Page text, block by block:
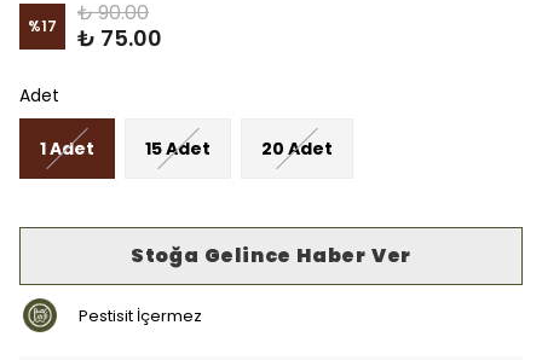
%17 ₺ 90.00
₺ 75.00
Adet
1 Adet 15 Adet 20 Adet
Stoğa Gelince Haber Ver
Pestisit İçermez